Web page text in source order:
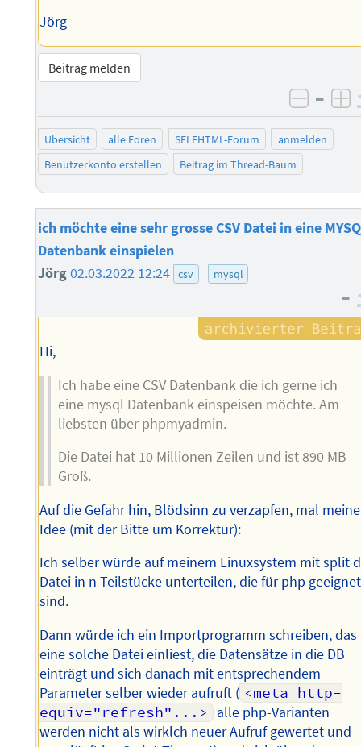
Jörg
Beitrag melden
–
Übersicht alle Foren SELFHTML-Forum
anmelden
Benutzerkonto erstellen
Beitrag im Thread-Baum
ich möchte eine sehr grosse CSV Datei in eine
Datenbank einspielen
Jörg02.03.2022 12:24 csv mysql
–
Hi,
Ich habe eine CSV Datenbank die ich gerne ich
eine mysql Datenbank einspeisen möchte. Am
liebsten über phpmyadmin.
Die Datei hat 10 Millionen Zeilen und ist 890 MB
Groß.
Auf die Gefahr hin, Blödsinn zu verzapfen, mal meine
Idee (mit der Bitte um Korrektur):
Ich selber würde auf meinem Linuxsystem mit split
Datei in n Teilstücke unterteilen, die für php geeignet
sind.
Dann würde ich ein Importprogramm schreiben, das
eine solche Datei einliest, die Datensätze in die DB
einträgt und sich danach mit entsprechendem
Parameter selber wieder aufruft ( <meta http-
equiv="refresh"...>
alle php-Varianten
werden nicht als wirklch neuer Aufruf gewertet und